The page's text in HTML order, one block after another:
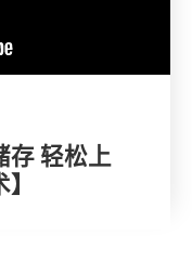
存 轻松上